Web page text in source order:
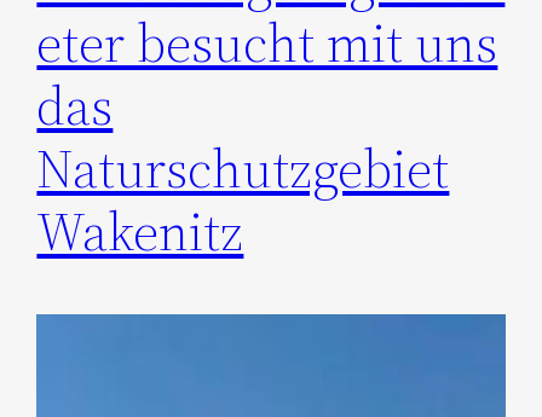
eter besucht mit uns
das
Naturschutzgebiet
Wakenitz